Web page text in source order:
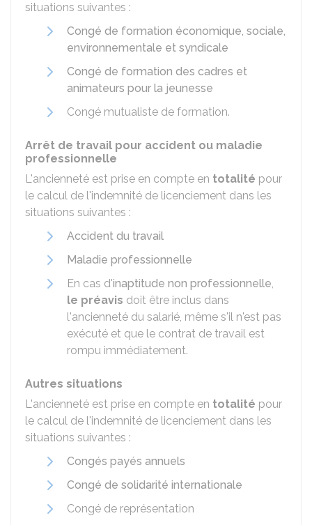
situations suivantes :
Congé de formation économique, sociale,
environnementale et syndicale
Congé de formation des cadres et
animateurs pour la jeunesse
Congé mutualiste de formation.
Arrêt de travail pour accident ou maladie
professionnelle
L'ancienneté est prise en compte en totalité pour
le calcul de l'indemnité de licenciement dans les
situations suivantes :
Accident du travail
Maladie professionnelle
En cas d'inaptitude non professionnelle,
le préavis doit être inclus dans
l'ancienneté du salarié, même s'il n'est pas
exécuté et que le contrat de travail est
rompu immédiatement.
Autres situations
L'ancienneté est prise en compte en totalité pour
le calcul de l'indemnité de licenciement dans les
situations suivantes :
Congés payés annuels
Congé de solidarité internationale
Congé de représentation